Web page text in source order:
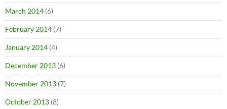
March 2014 (6)
February 2014 (7)
January 2014 (4)
December 2013 (6)
November 2013 (7)
October 2013 (8)